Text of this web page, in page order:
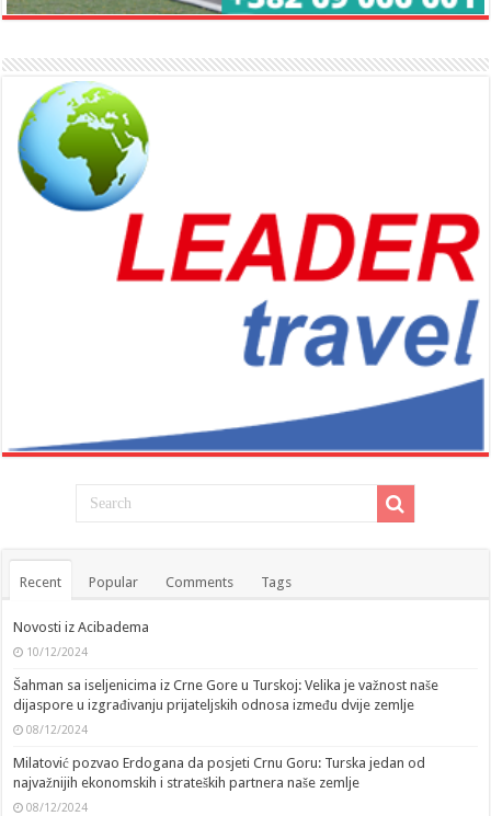
Recent Popular Comments Tags
Novosti iz Acibadema
10/12/2024
Šahman sa iseljenicima iz Crne Gore u Turskoj: Velika je važnost naše
dijaspore u izgrađivanju prijateljskih odnosa između dvije zemlje
08/12/2024
Milatović pozvao Erdogana da posjeti Crnu Goru: Turska jedan od
najvažnijih ekonomskih i strateških partnera naše zemlje
08/12/2024